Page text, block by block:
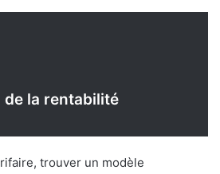
de la rentabilité
trouver un modèle